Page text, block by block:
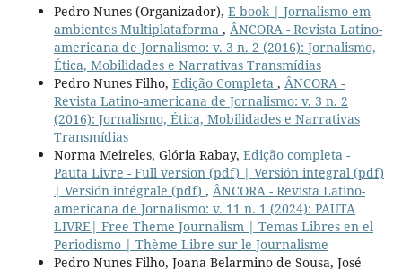
Pedro Nunes (Organizador), E-book | Jornalismo em
ambientes Multiplataforma , ÂNCORA - Revista Latino-
americana de Jornalismo: v. 3 n. 2 (2016): Jornalismo,
Ética, Mobilidades e Narrativas Transmídias
Pedro Nunes Filho, Edição Completa , ÂNCORA -
Revista Latino-americana de Jornalismo: v. 3 n. 2
(2016): Jornalismo, Ética, Mobilidades e Narrativas
Transmídias
Norma Meireles, Glória Rabay, Edição completa -
Pauta Livre - Full version (pdf) | Versión integral (pdf)
| Versión intégrale (pdf) , ÂNCORA - Revista Latino-
americana de Jornalismo: v. 11 n. 1 (2024): PAUTA
LIVRE| Free Theme Journalism | Temas Libres en el
Periodismo | Thème Libre sur le Journalisme
Pedro Nunes Filho, Joana Belarmino de Sousa, José